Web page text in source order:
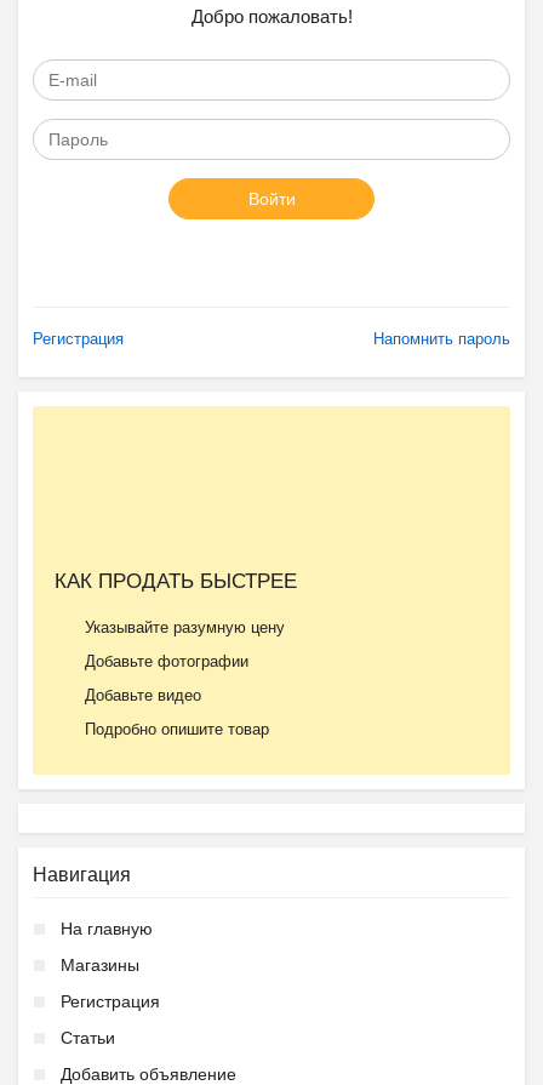
Добро пожаловать!
Войти
Регистрация Напомнить пароль
КАК ПРОДАТЬ БЫСТРЕЕ
Указывайте разумную цену
Добавьте фотографии
Добавьте видео
Подробно опишите товар
Навигация
На главную
Магазины
Регистрация
Статьи
Добавить объявление